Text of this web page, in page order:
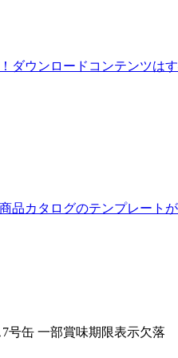
ダウンロードコンテンツは
品カタログのテンプレート
号缶 一部賞味期限表示欠落